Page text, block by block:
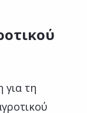
για τη